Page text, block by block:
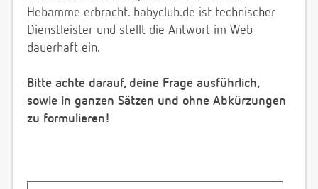
Hebamme erbracht. babyclub.de ist technischer
Dienstleister und stellt die Antwort im Web
dauerhaft ein.
Bitte achte darauf, deine Frage ausführlich,
sowie in ganzen Sätzen und ohne Abkürzungen
zu formulieren!